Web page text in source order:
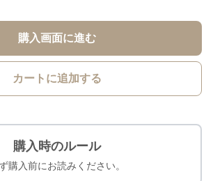
購入画面に進む
カートに追加する
購入時のルール
購入前にお読みください。